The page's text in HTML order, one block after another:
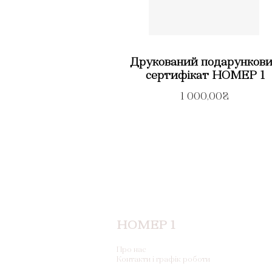
Друкований
сертифікат НОМЕР 1
1 000,00₴
НОМЕР 1
Про нас
Контакти і графік роботи